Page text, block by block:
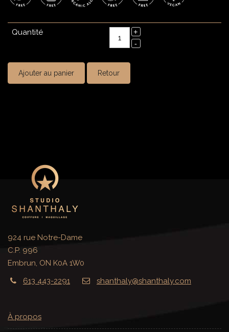
Quantité
Ajouter au panier Retour
924 rue Notre-Dame
C.P. 996
Embrun, ON K0A 1W0
613 443-2291
shanthaly@shanthaly.com
À propos